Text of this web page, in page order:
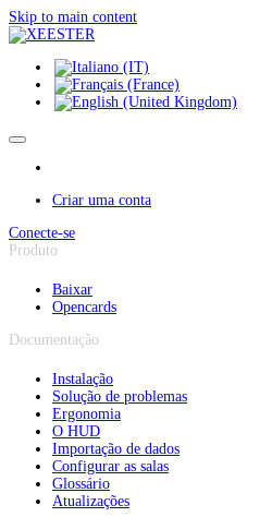
Skip to main content
Criar uma conta
Conecte-se
Produto
Baixar
Opencards
Documentação
Instalação
Solução de problemas
Ergonomia
O HUD
Importação de dados
Configurar as salas
Glossário
Atualizações
Painel de Gerenciamento de Cookies